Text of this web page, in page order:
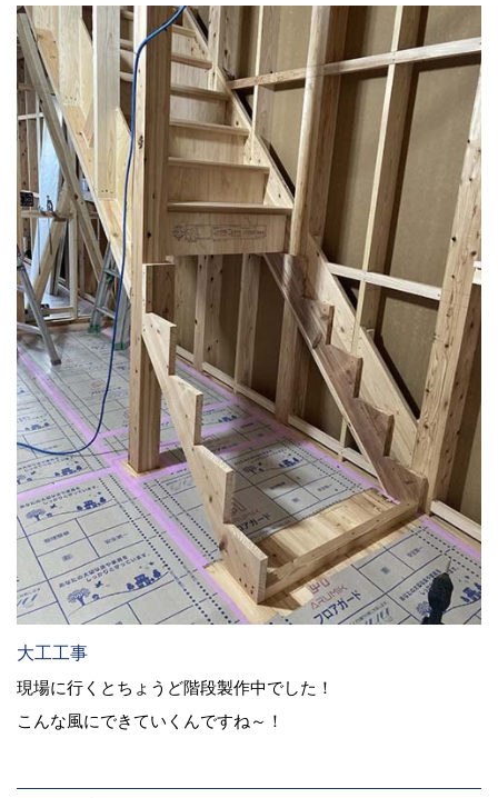
大工工事
現場に行くとちょうど階段製作中でした！
こんな風にできていくんですね～！